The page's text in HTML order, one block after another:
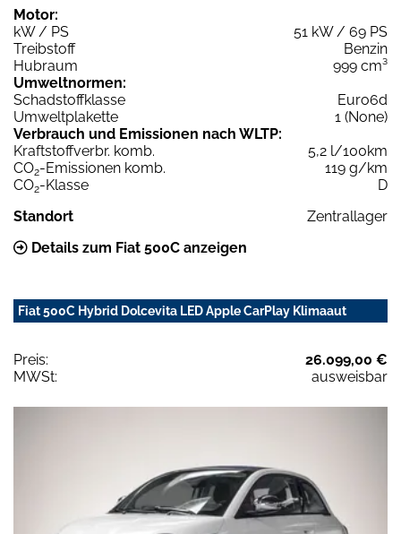
Motor:
kW / PS
51 kW / 69 PS
Treibstoff
Benzin
Hubraum
999 cm³
Umweltnormen:
Schadstoffklasse
Euro6d
Umweltplakette
1 (None)
Verbrauch und Emissionen nach WLTP:
Kraftstoffverbr. komb.
5,2 l/100km
CO2-Emissionen komb.
119 g/km
CO2-Klasse
D
Standort
Zentrallager
Details zum Fiat 500C anzeigen
Fiat 500C Hybrid Dolcevita LED Apple CarPlay Klimaaut
Preis:
26.099,00 €
MWSt:
ausweisbar